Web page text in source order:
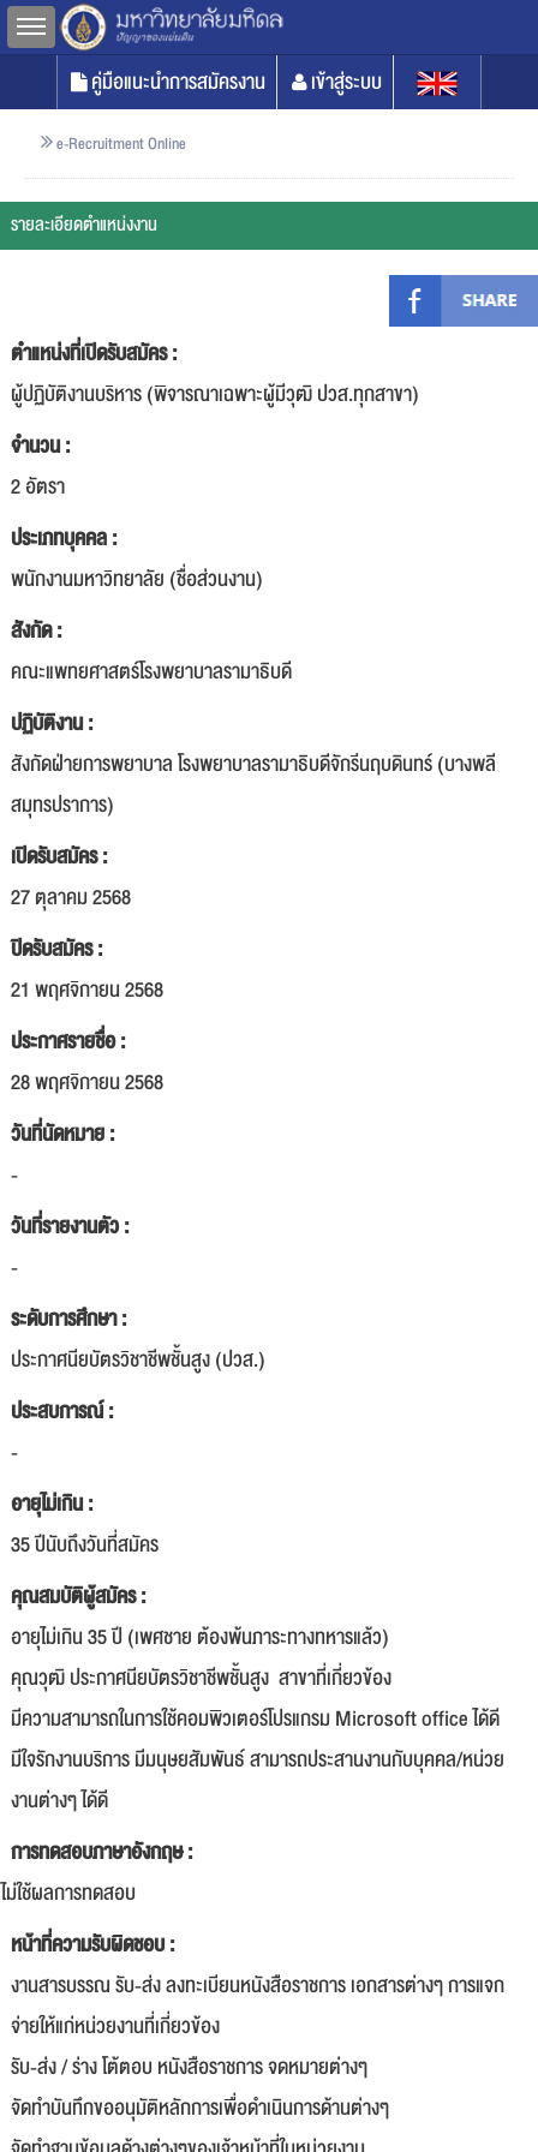
Toggle sidebar
คู่มือแนะนำการสมัครงาน
เข้าสู่ระบบ
e-Recruitment Online
รายละเอียดตำแหน่งงาน
ตำแหน่งที่เปิดรับสมัคร :
ผู้ปฏิบัติงานบริหาร (พิจารณาเฉพาะผู้มีวุฒิ ปวส.ทุกสาขา)
จำนวน :
2 อัตรา
ประเภทบุคคล :
พนักงานมหาวิทยาลัย (ชื่อส่วนงาน)
สังกัด :
คณะแพทยศาสตร์โรงพยาบาลรามาธิบดี
ปฏิบัติงาน :
สังกัดฝ่ายการพยาบาล โรงพยาบาลรามาธิบดีจักรีนฤบดินทร์ (บางพลี
สมุทรปราการ)
เปิดรับสมัคร :
27 ตุลาคม 2568
ปิดรับสมัคร :
21 พฤศจิกายน 2568
ประกาศรายชื่อ :
28 พฤศจิกายน 2568
วันที่นัดหมาย :
-
วันที่รายงานตัว :
-
ระดับการศึกษา :
ประกาศนียบัตรวิชาชีพชั้นสูง (ปวส.)
ประสบการณ์ :
-
อายุไม่เกิน :
35 ปีนับถึงวันที่สมัคร
คุณสมบัติผู้สมัคร :
อายุไม่เกิน 35 ปี (เพศชาย ต้องพ้นภาระทางทหารแล้ว)
คุณวุฒิ ประกาศนียบัตรวิชาชีพชั้นสูง สาขาที่เกี่ยวข้อง
มีความสามารถในการใช้คอมพิวเตอร์โปรแกรม Microsoft office ได้ดี
มีใจรักงานบริการ มีมนุษยสัมพันธ์ สามารถประสานงานกับบุคคล/หน่วย
งานต่างๆ ได้ดี
การทดสอบภาษาอังกฤษ :
ม่ใช้ผลการทดสอบ
หน้าที่ความรับผิดชอบ :
งานสารบรรณ รับ-ส่ง ลงทะเบียนหนังสือราชการ เอกสารต่างๆ การแจก
จ่ายให้แก่หน่วยงานที่เกี่ยวข้อง
รับ-ส่ง / ร่าง โต้ตอบ หนังสือราชการ จดหมายต่างๆ
จัดทำบันทึกขออนุมัติหลักการเพื่อดำเนินการด้านต่างๆ